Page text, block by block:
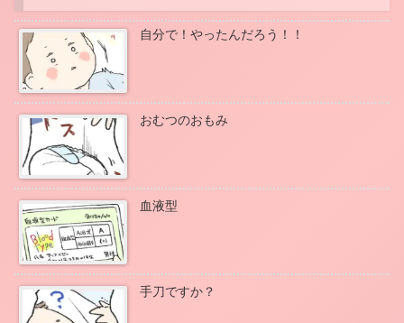
自分で！やったんだろう！！
おむつのおもみ
血液型
手刀ですか？